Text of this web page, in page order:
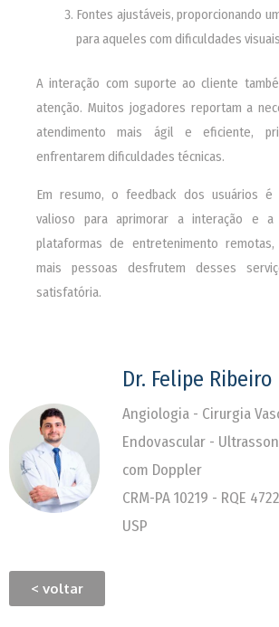
Fontes ajustáveis, proporcionando
para aqueles com dificuldades
A interação com suporte ao cliente
atenção. Muitos jogadores reportam a
atendimento mais ágil e eficiente,
enfrentarem dificuldades técnicas.
Em resumo, o feedback dos usuários é
valioso para aprimorar a interação e a
plataformas de entretenimento
mais pessoas desfrutem desses
satisfatória.
Dr. Felipe Ribeiro
Angiologia - Cirurgia
Endovascular -
com Doppler
CRM-PA 10219 - RQE
USP
< voltar